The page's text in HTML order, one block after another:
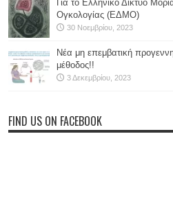
Για το Ελληνικό Δίκτυο
Ογκολογίας (ΕΔΜΟ)
30 Νοεμβρίου, 2023
Νέα μη επεμβατική
μέθοδος!!
3 Δεκεμβρίου, 2023
FIND US ON FACEBOOK